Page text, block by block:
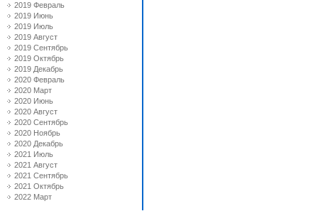
2019 Февраль
2019 Июнь
2019 Июль
2019 Август
2019 Сентябрь
2019 Октябрь
2019 Декабрь
2020 Февраль
2020 Март
2020 Июнь
2020 Август
2020 Сентябрь
2020 Ноябрь
2020 Декабрь
2021 Июль
2021 Август
2021 Сентябрь
2021 Октябрь
2022 Март